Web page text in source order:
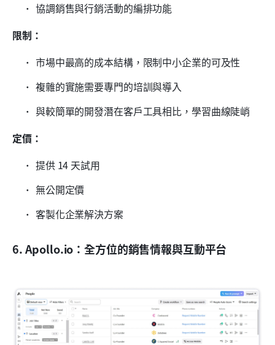
協調銷售與行銷活動的編排功能
限制：
市場中最高的成本結構，限制中小企業的可及性
複雜的實施需要專門的培訓與導入
與較簡單的開發潛在客戶工具相比，學習曲線陡峭
定價：
提供 14 天試用
無公開定價
客製化企業解決方案
6. Apollo.io：全方位的銷售情報與互動平台